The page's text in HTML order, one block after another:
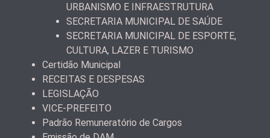
URBANISMO E INFRAESTRUTURA
SECRETARIA MUNICIPAL DE SAÚDE
SECRETARIA MUNICIPAL DE ESPORTE,
CULTURA, LAZER E TURISMO
Certidão Municipal
RECEITAS E DESPESAS
LEGISLAÇÃO
VICE-PREFEITO
Padrão Remuneratório de Cargos